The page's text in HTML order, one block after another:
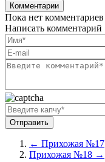
Комментарии
Пока нет комментариев
Написать комментарий
← Прихожая №17
Прихожая №18 →